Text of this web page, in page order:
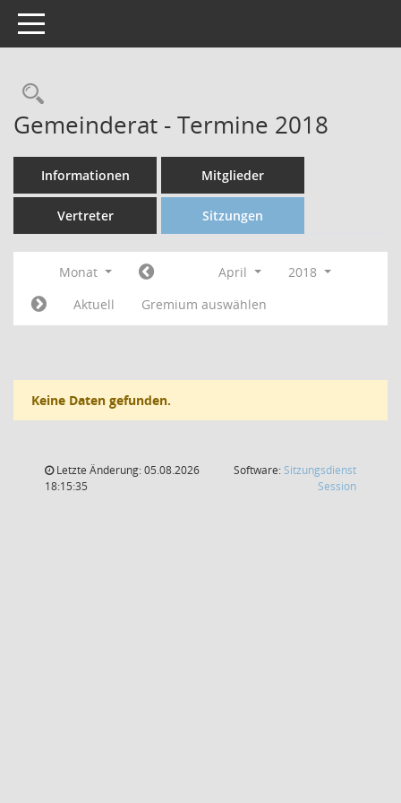
Toggle navigation
Gemeinderat - Termine 2018
Informationen Mitglieder
Vertreter Sitzungen
Monat April
2018
Aktuell
Gremium auswählen
Keine Daten gefunden.
Letzte Änderung: 05.08.2026
18:15:35
Software: Sitzungsdienst
Session(Wird in